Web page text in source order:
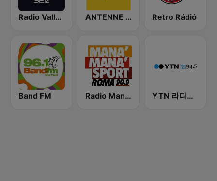
Radio Valladolid SER ANTENNE BAYERN Retro Rádió
Band FM Radio Manà Manà Sport Roma YTN 라디오 (YTN FM) - 24 Hours News Channel